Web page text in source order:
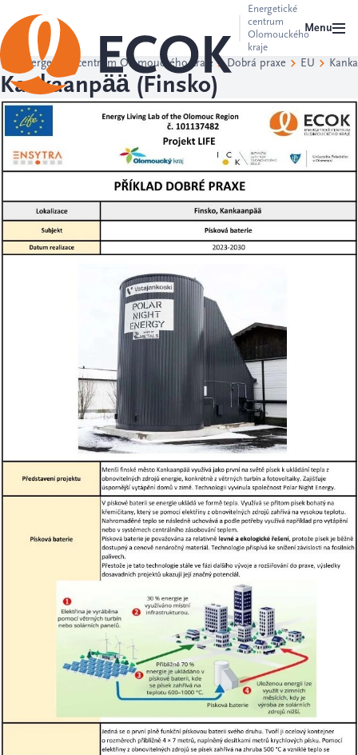
Energetické
centrum
Olomouckého
kraje
Menu
Kankaanpää (Finsko)
Energetické centrum Olomouckého kraje Dobrá praxe EU